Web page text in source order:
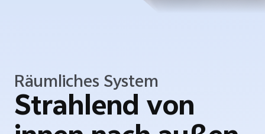
Räumliches System
Strahlend von